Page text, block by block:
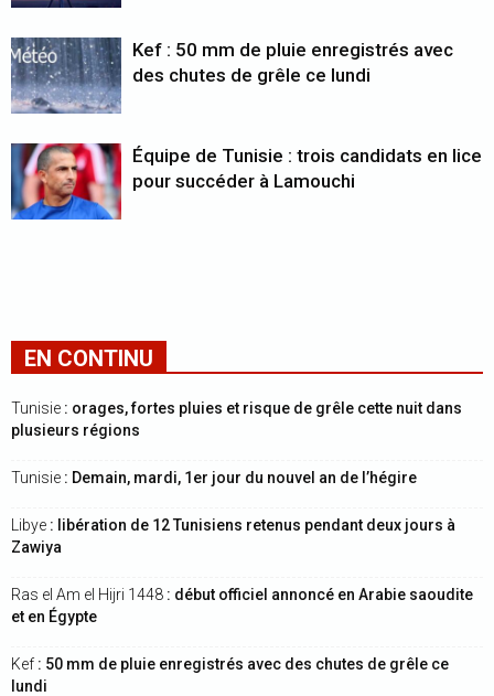
Kef : 50 mm de pluie enregistrés avec
des chutes de grêle ce lundi
Équipe de Tunisie : trois candidats en lice
pour succéder à Lamouchi
EN CONTINU
Tunisie : orages, fortes pluies et risque de grêle cette nuit dans
plusieurs régions
Tunisie : Demain, mardi, 1er jour du nouvel an de l’hégire
Libye : libération de 12 Tunisiens retenus pendant deux jours à
Zawiya
Ras el Am el Hijri 1448 : début officiel annoncé en Arabie saoudite
et en Égypte
Kef : 50 mm de pluie enregistrés avec des chutes de grêle ce
lundi